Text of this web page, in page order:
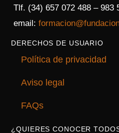
Tlf. (34) 657 072 488 – 983
email:
DERECHOS DE USUARIO
Política de privacidad
Aviso legal
FAQs
¿QUIERES CONOCER